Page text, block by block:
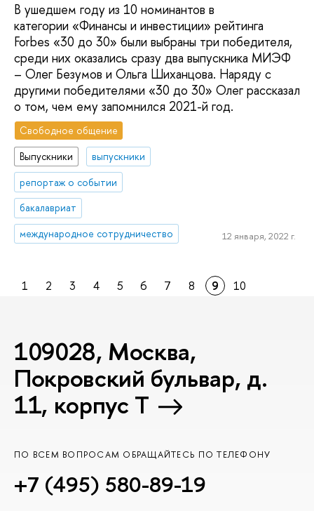
В ушедшем году из 10 номинантов в
категории «Финансы и инвестиции» рейтинга
Forbes «30 до 30» были выбраны три победителя,
среди них оказались сразу два выпускника МИЭФ
– Олег Безумов и Ольга Шиханцова. Наряду с
другими победителями «30 до 30» Олег рассказал
о том, чем ему запомнился 2021-й год.
Свободное общение
Выпускники
выпускники
репортаж о событии
бакалавриат
международное сотрудничество
12 января, 2022 г.
1 2 3 4 5 6 7 8 9 10
109028, Москва,
Покровский бульвар, д.
11, корпус T
ПО ВСЕМ ВОПРОСАМ ОБРАЩАЙТЕСЬ ПО ТЕЛЕФОНУ
+7 (495) 580-89-19